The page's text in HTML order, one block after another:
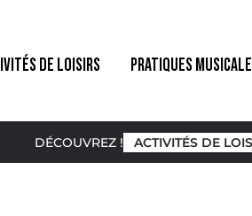
DE LOISIRS PRATIQUES
DÉCOUVREZ ! ACTIVITÉS DE